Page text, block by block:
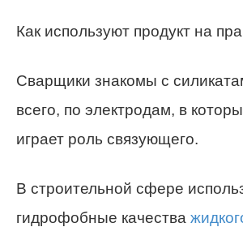
Как используют продукт на
Сварщики знакомы с
всего, по электродам, в
играет роль связующего.
В строительной сфере
гидрофобные качества